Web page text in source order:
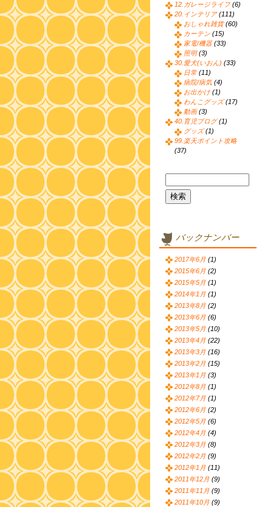
12.ガレージライフ (6)
20.インテリア(111)
おしゃれ雑貨(60)
カーテン (15)
家電/機器 (33)
照明(3)
30.愛犬(いおん) (33)
日常 (11)
病院/病気 (4)
お出かけ (1)
わんこグッズ(17)
動画(3)
40.育児ブログ(1)
グッズ(1)
99.楽天ポイント攻略
(37)
バックナンバー
2017年6月 (1)
2015年6月 (2)
2015年5月 (1)
2014年1月 (1)
2013年8月 (2)
2013年6月 (6)
2013年5月 (10)
2013年4月 (22)
2013年3月 (16)
2013年2月 (15)
2013年1月 (3)
2012年8月 (1)
2012年7月 (1)
2012年6月 (2)
2012年5月 (6)
2012年4月 (4)
2012年3月 (8)
2012年2月 (9)
2012年1月 (11)
2011年12月 (9)
2011年11月 (9)
2011年10月 (9)